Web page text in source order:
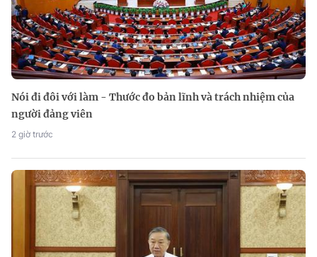
Nói đi đôi với làm - Thước đo bản lĩnh và trách nhiệm của
người đảng viên
2 giờ trước